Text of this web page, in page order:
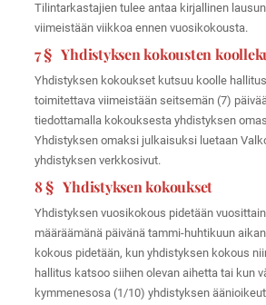
Tilintarkastajien tulee antaa kirjallinen
viimeistään viikkoa ennen vuosikokousta.
7 § Yhdistyksen kokousten
Yhdistyksen kokoukset kutsuu koolle
toimitettava viimeistään seitsemän (7)
tiedottamalla kokouksesta yhdistyksen
Yhdistyksen omaksi julkaisuksi luetaan
yhdistyksen verkkosivut.
8 § Yhdistyksen kokoukset
Yhdistyksen vuosikokous pidetään
määräämänä päivänä tammi-huhtikuun
kokous pidetään, kun yhdistyksen kokous
hallitus katsoo siihen olevan aihetta tai kun
kymmenesosa (1/10) yhdistyksen